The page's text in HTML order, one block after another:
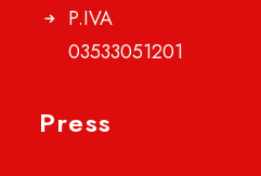
P.IVA
03533051201
Press